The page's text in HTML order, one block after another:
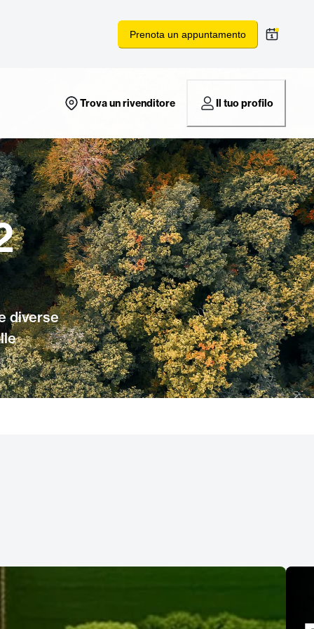
Prenota un appuntamento
Trova un rivenditore Il tuo profilo
diverse